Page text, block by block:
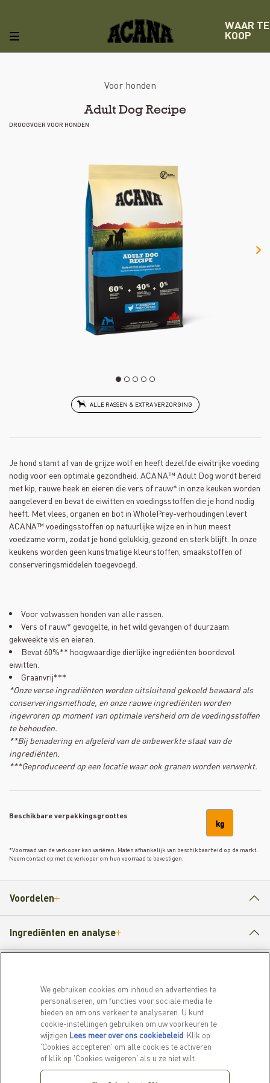
WAAR TE
KOOP
Voor honden
Adult Dog Recipe
DROOGVOER VOOR HONDEN
ALLE RASSEN & EXTRA VERZORGING
Je hond stamt af van de grijze wolf en heeft dezelfde eiwitrijke voeding
nodig voor een optimale gezondheid. ACANA™ Adult Dog wordt bereid
met kip, rauwe heek en eieren die vers of rauw* in onze keuken worden
aangeleverd en bevat de eiwitten en voedingsstoffen die je hond nodig
heeft. Met vlees, organen en bot in WholePrey-verhoudingen levert
ACANA™ voedingsstoffen op natuurlijke wijze en in hun meest
voedzame vorm, zodat je hond gelukkig, gezond en sterk blijft. In onze
keukens worden geen kunstmatige kleurstoffen, smaakstoffen of
conserveringsmiddelen toegevoegd.
Voor volwassen honden van alle rassen.
Vers of rauw* gevogelte, in het wild gevangen of duurzaam
gekweekte vis en eieren.
Bevat 60%** hoogwaardige dierlijke ingrediënten boordevol
eiwitten.
Graanvrij***
*Onze verse ingrediënten worden uitsluitend gekoeld bewaard als
conserveringsmethode, en onze rauwe ingrediënten worden
ingevroren op moment van optimale versheid om de voedingsstoffen
te behouden.
**Bij benadering en afgeleid van de onbewerkte staat van de
ingrediënten.
***Geproduceerd op een locatie waar ook granen worden verwerkt.
Beschikbare verpakkingsgroottes
kg
*Voorraad van de verkoper kan variëren. Maten afhankelijk van beschikbaarheid op de markt.
Neem contact op met de verkoper om hun voorraad te bevestigen.
Voordelen
Ingrediënten en analyse
PRODUCTEN
Voor honden
Voor katten
ONTDEK MEER
Ons verhaal
Veelgestelde vragen
We gebruiken cookies om inhoud en advertenties te
personaliseren, om functies voor sociale media te
bieden en om ons verkeer te analyseren. U kunt
cookie-instellingen gebruiken om uw voorkeuren te
wijzigen. Lees meer over ons cookiebeleid (opens in a
new tab)
. Klik op
'Cookies accepteren' om alle cookies te activeren
of klik op 'Cookies weigeren' als u ze niet wilt.